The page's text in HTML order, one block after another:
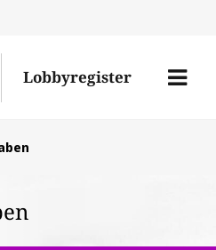
Lobbyregister
Menü